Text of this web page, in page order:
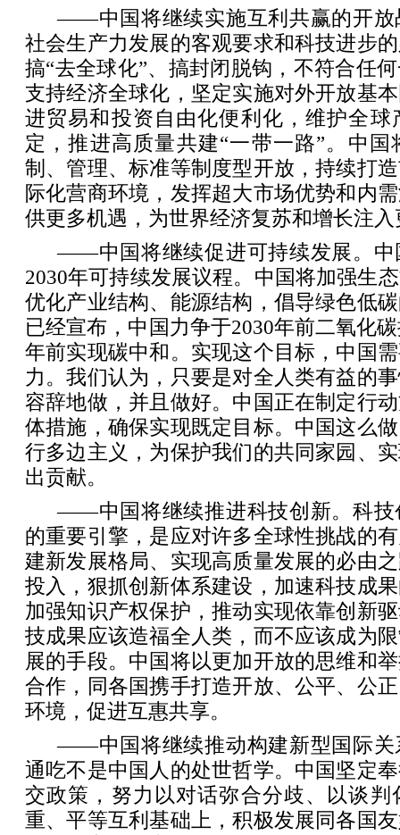
——中国将继续实施互利共赢的开放
社会生产力发展的客观要求和科技进步
搞“去全球化”、搞封闭脱钩，不符合任
支持经济全球化，坚定实施对外开放基
进贸易和投资自由化便利化，维护全球
定，推进高质量共建“一带一路”。中
制、管理、标准等制度型开放，持续打
际化营商环境，发挥超大市场优势和内
供更多机遇，为世界经济复苏和增长注
——中国将继续促进可持续发展。中
2030年可持续发展议程。中国将加强生
优化产业结构、能源结构，倡导绿色低
已经宣布，中国力争于2030年前二氧化
年前实现碳中和。实现这个目标，中国
力。我们认为，只要是对全人类有益的
容辞地做，并且做好。中国正在制定行
体措施，确保实现既定目标。中国这么
行多边主义，为保护我们的共同家园、
出贡献。
——中国将继续推进科技创新。科技
的重要引擎，是应对许多全球性挑战的
建新发展格局、实现高质量发展的必由
投入，狠抓创新体系建设，加速科技成
加强知识产权保护，推动实现依靠创新
技成果应该造福全人类，而不应该成为
展的手段。中国将以更加开放的思维和
合作，同各国携手打造开放、公平、公
环境，促进互惠共享。
——中国将继续推动构建新型国际关
通吃不是中国人的处世哲学。中国坚定
交政策，努力以对话弥合分歧、以谈判
重、平等互利基础上，积极发展同各国